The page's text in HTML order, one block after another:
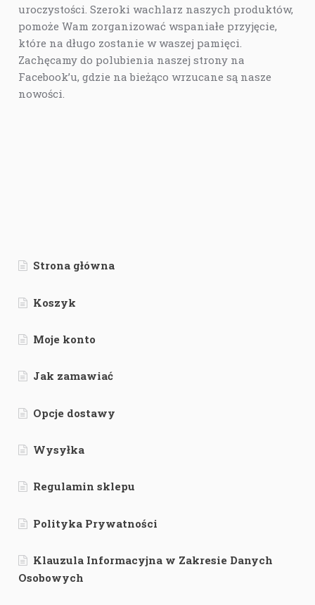
uroczystości. Szeroki wachlarz naszych produktów,
pomoże Wam zorganizować wspaniałe przyjęcie,
które na długo zostanie w waszej pamięci.
Zachęcamy do polubienia naszej strony na
Facebook’u, gdzie na bieżąco wrzucane są nasze
nowości.
Strona główna
Koszyk
Moje konto
Jak zamawiać
Opcje dostawy
Wysyłka
Regulamin sklepu
Polityka Prywatności
Klauzula Informacyjna w Zakresie Danych
Osobowych